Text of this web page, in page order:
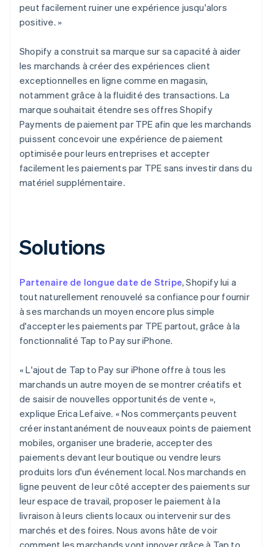
peut facilement ruiner une expérience jusqu'alors
positive. »
Shopify a construit sa marque sur sa capacité à aider
les marchands à créer des expériences client
exceptionnelles en ligne comme en magasin,
notamment grâce à la fluidité des transactions. La
marque souhaitait étendre ses offres Shopify
Payments de paiement par TPE afin que les marchands
puissent concevoir une expérience de paiement
optimisée pour leurs entreprises et accepter
facilement les paiements par TPE sans investir dans du
matériel supplémentaire.
Solutions
Partenaire de longue date de Stripe, Shopify lui a
tout naturellement renouvelé sa confiance pour fournir
à ses marchands un moyen encore plus simple
d'accepter les paiements par TPE partout, grâce à la
fonctionnalité Tap to Pay sur iPhone.
« L'ajout de Tap to Pay sur iPhone offre à tous les
marchands un autre moyen de se montrer créatifs et
de saisir de nouvelles opportunités de vente »,
explique Erica Lefaive. « Nos commerçants peuvent
créer instantanément de nouveaux points de paiement
mobiles, organiser une braderie, accepter des
paiements devant leur boutique ou vendre leurs
produits lors d'un événement local. Nos marchands en
ligne peuvent de leur côté accepter des paiements sur
leur espace de travail, proposer le paiement à la
livraison à leurs clients locaux ou intervenir sur des
marchés et des foires. Nous avons hâte de voir
comment les marchands vont innover grâce à Tap to